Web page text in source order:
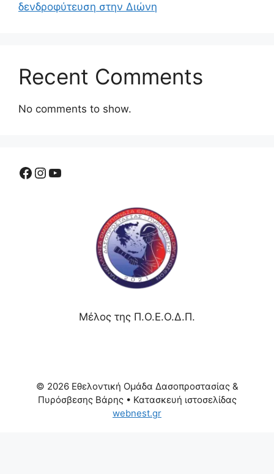
δενδροφύτευση στην Διώνη
Recent Comments
No comments to show.
Μέλος της Π.Ο.Ε.Ο.Δ.Π.
© 2026 Εθελοντική Ομάδα Δασοπροστασίας &
Πυρόσβεσης Βάρης• Κατασκευή ιστοσελίδας
webnest.gr